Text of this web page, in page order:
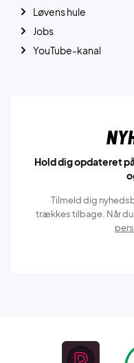
Løvens hule
Jobs
YouTube-kanal
Hold dig opdateret
Tilmeld dig
trækkes tilbage. Når